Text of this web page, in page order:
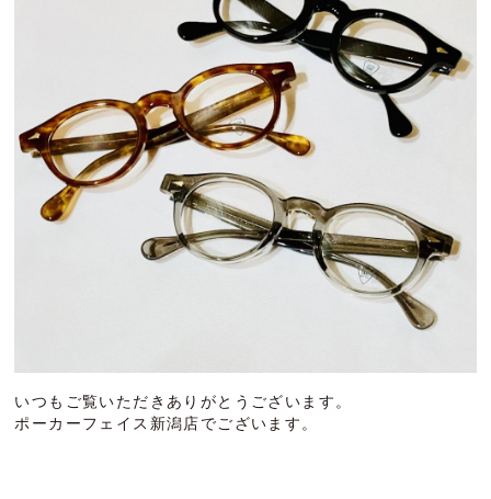
いつもご覧いただきありがとうございます。
ポーカーフェイス新潟店でございます。